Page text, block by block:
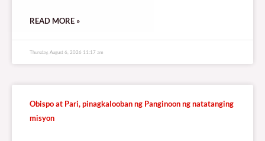
READ MORE »
Thursday, August 6, 2026 11:17 am
Obispo at Pari, pinagkalooban ng Panginoon ng natatanging
misyon